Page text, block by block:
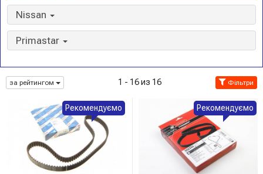
Nissan
Primastar
за рейтингом 1 - 16 из 16 Фільтри
Рекомендуємо Рекомендуємо